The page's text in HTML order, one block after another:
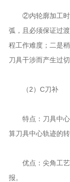
②内轮廓加工时，
弧，且必须保证过
程工作难度；二是
刀具干涉而产生过
（2）C刀补
特点：刀具中心
算刀具中心轨迹的转
优点：尖角工艺
报。